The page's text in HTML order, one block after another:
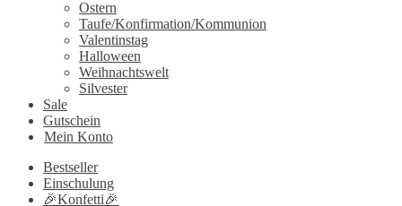
Ostern
Taufe/Konfirmation/Kommunion
Valentinstag
Halloween
Weihnachtswelt
Silvester
Sale
Gutschein
Mein Konto
Bestseller
Einschulung
🎉Konfetti🎉